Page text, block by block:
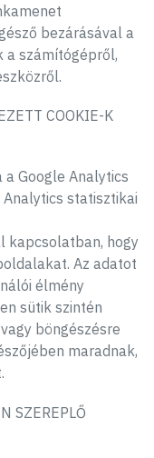
bezárásával a
a számítógépről,
COOKIE-K
Google Analytics
statisztikai
kapcsolatban, hogy
Az adatot
élmény
sütik szintén
böngészésre
maradnak,
SZEREPLŐ